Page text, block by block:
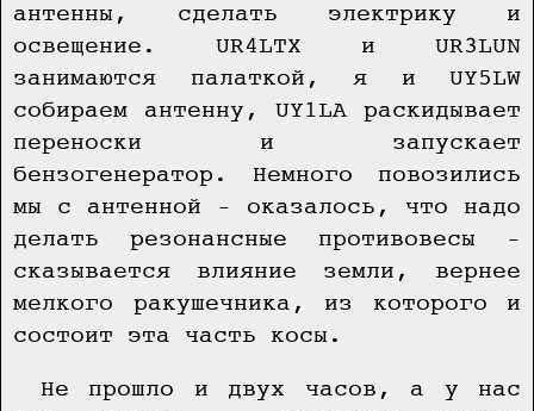
антенны, сделать электрику и
освещение. UR4LTX и UR3LUN
занимаются палаткой, я и UY5LW
собираем антенну, UY1LA раскидывает
переноски и запускает
бензогенератор. Немного повозились
мы с антенной – оказалось, что надо
делать резонансные противовесы –
сказывается влияние земли, вернее
мелкого ракушечника, из которого и
состоит эта часть косы.
Не прошло и двух часов, а у нас